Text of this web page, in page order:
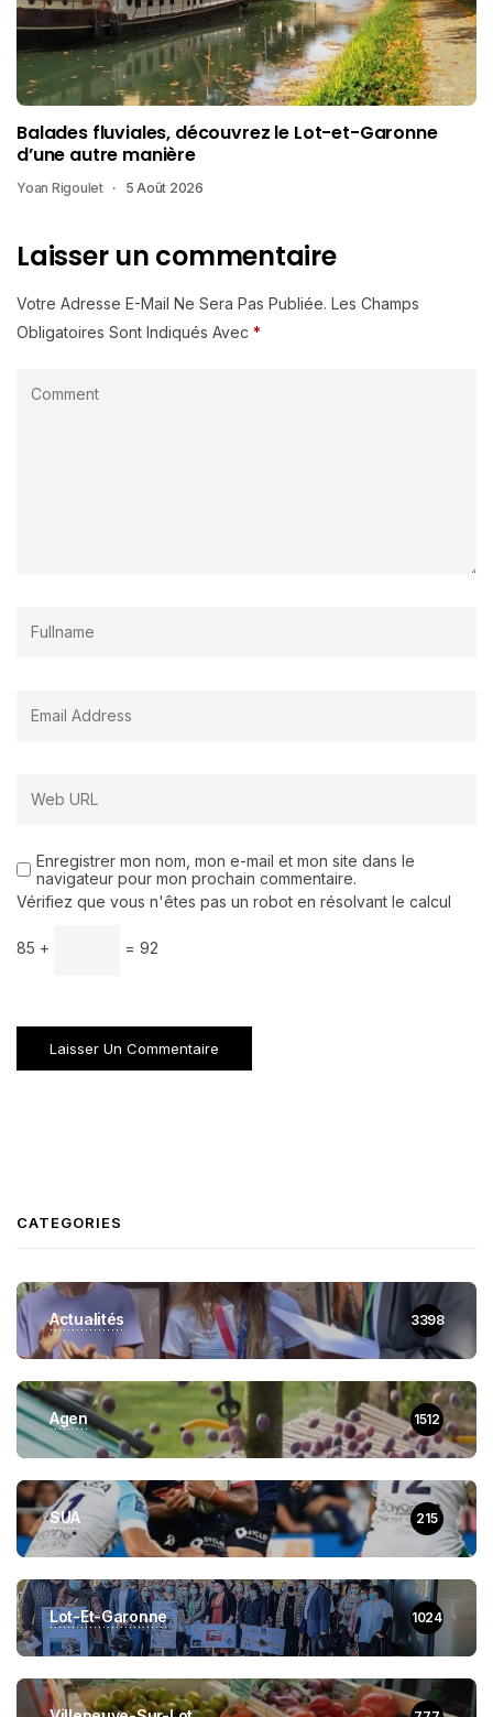
Balades fluviales, découvrez le Lot-et-Garonne
d’une autre manière
Yoan Rigoulet 5 Août 2026
Laisser un commentaire
Votre Adresse E-Mail Ne Sera Pas Publiée. Les Champs
Obligatoires Sont Indiqués Avec *
Enregistrer mon nom, mon e-mail et mon site dans le
navigateur pour mon prochain commentaire.
Vérifiez que vous n'êtes pas un robot en résolvant le calcul
85 + = 92
CATEGORIES
Actualités 3398
Agen 1512
SUA 215
Lot-Et-Garonne 1024